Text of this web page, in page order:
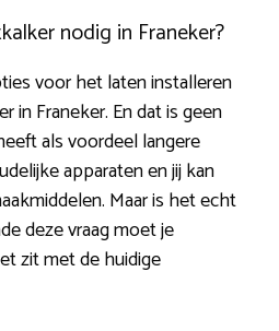
nodig in Franeker?
voor het laten installeren
in Franeker. En dat is geen
als voordeel langere
apparaten en jij kan
Maar is het echt
deze vraag moet je
zit met de huidige